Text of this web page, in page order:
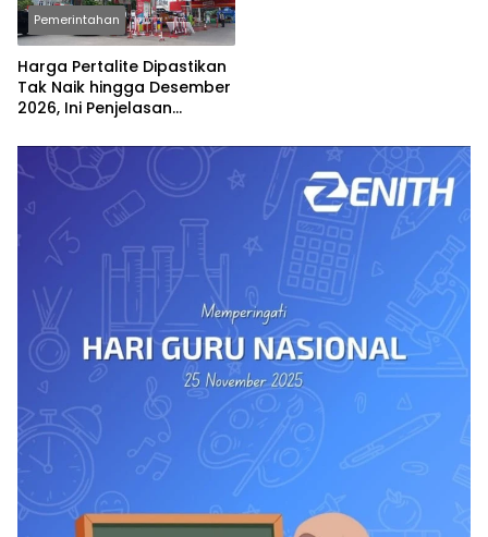
Pemerintahan
Harga Pertalite Dipastikan
Tak Naik hingga Desember
2026, Ini Penjelasan